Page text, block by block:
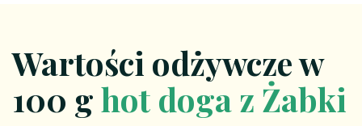
Wartości odżywcze w
100 ghot doga z Żabki